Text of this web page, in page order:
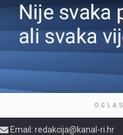
OGLAS
Email: redakcija@kanal-ri.hr